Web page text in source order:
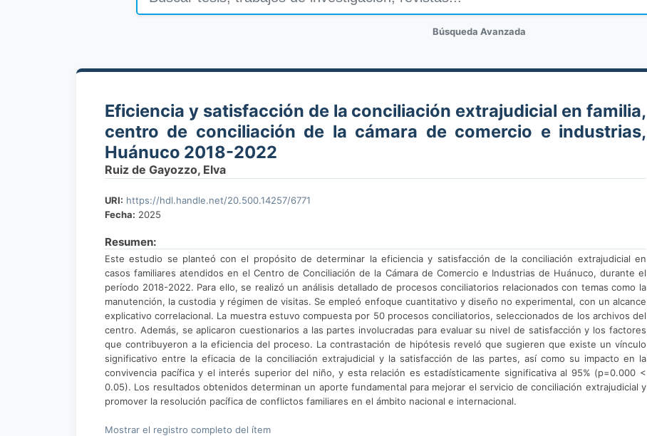
Búsqueda Avanzada
Eficiencia y satisfacción de la conciliación extrajudicial en familia,
centro de conciliación de la cámara de comercio e industrias,
Huánuco 2018-2022
Ruiz de Gayozzo, Elva
URI: https://hdl.handle.net/20.500.14257/6771
Fecha: 2025
Resumen:
Este estudio se planteó con el propósito de determinar la eficiencia y satisfacción de la conciliación extrajudicial en
casos familiares atendidos en el Centro de Conciliación de la Cámara de Comercio e Industrias de Huánuco, durante el
período 2018-2022. Para ello, se realizó un análisis detallado de procesos conciliatorios relacionados con temas como la
manutención, la custodia y régimen de visitas. Se empleó enfoque cuantitativo y diseño no experimental, con un alcance
explicativo correlacional. La muestra estuvo compuesta por 50 procesos conciliatorios, seleccionados de los archivos del
centro. Además, se aplicaron cuestionarios a las partes involucradas para evaluar su nivel de satisfacción y los factores
que contribuyeron a la eficiencia del proceso. La contrastación de hipótesis reveló que sugieren que existe un vínculo
significativo entre la eficacia de la conciliación extrajudicial y la satisfacción de las partes, así como su impacto en la
convivencia pacífica y el interés superior del niño, y esta relación es estadísticamente significativa al 95% (p=0.000 <
0.05). Los resultados obtenidos determinan un aporte fundamental para mejorar el servicio de conciliación extrajudicial y
promover la resolución pacífica de conflictos familiares en el ámbito nacional e internacional.
Mostrar el registro completo del ítem